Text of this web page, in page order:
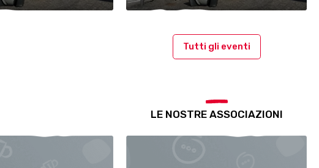
Tutti gli eventi
LE NOSTRE ASSOCIAZIONI